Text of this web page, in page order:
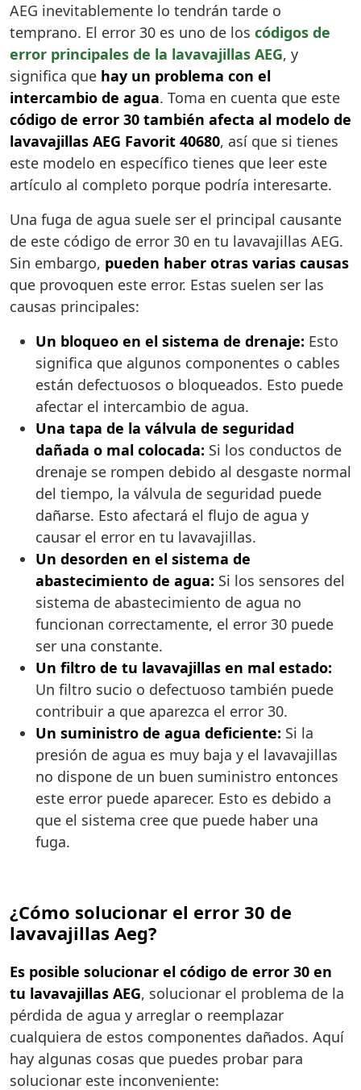
AEG inevitablemente lo tendrán tarde o
temprano. El error 30 es uno de los códigos de
error principales de la lavavajillas AEG, y
significa que hay un problema con el
intercambio de agua. Toma en cuenta que este
código de error 30 también afecta al modelo de
lavavajillas AEG Favorit 40680, así que si tienes
este modelo en específico tienes que leer este
artículo al completo porque podría interesarte.
Una fuga de agua suele ser el principal causante
de este código de error 30 en tu lavavajillas AEG.
Sin embargo, pueden haber otras varias causas
que provoquen este error. Estas suelen ser las
causas principales:
Un bloqueo en el sistema de drenaje: Esto
significa que algunos componentes o cables
están defectuosos o bloqueados. Esto puede
afectar el intercambio de agua.
Una tapa de la válvula de seguridad
dañada o mal colocada: Si los conductos de
drenaje se rompen debido al desgaste normal
del tiempo, la válvula de seguridad puede
dañarse. Esto afectará el flujo de agua y
causar el error en tu lavavajillas.
Un desorden en el sistema de
abastecimiento de agua: Si los sensores del
sistema de abastecimiento de agua no
funcionan correctamente, el error 30 puede
ser una constante.
Un filtro de tu lavavajillas en mal estado:
Un filtro sucio o defectuoso también puede
contribuir a que aparezca el error 30.
Un suministro de agua deficiente: Si la
presión de agua es muy baja y el lavavajillas
no dispone de un buen suministro entonces
este error puede aparecer. Esto es debido a
que el sistema cree que puede haber una
fuga.
¿Cómo solucionar el error 30 de
lavavajillas Aeg?
Es posible solucionar el código de error 30 en
tu lavavajillas AEG, solucionar el problema de la
pérdida de agua y arreglar o reemplazar
cualquiera de estos componentes dañados. Aquí
hay algunas cosas que puedes probar para
solucionar este inconveniente: